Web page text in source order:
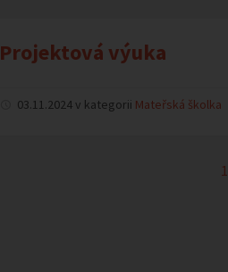
Projektová výuka
03.11.2024 v kategorii Mateřská školka
1